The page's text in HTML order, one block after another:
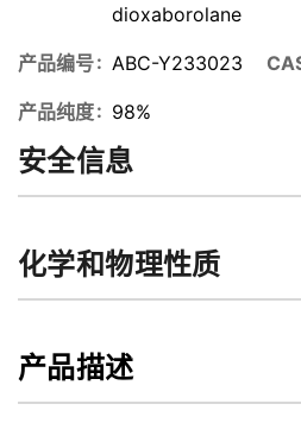
dioxaborolane
产品编号 ABC-Y233023
产品纯度 98%
安全信息
化学和物理性质
产品描述